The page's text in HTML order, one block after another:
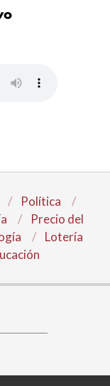
Política
Precio del
Lotería